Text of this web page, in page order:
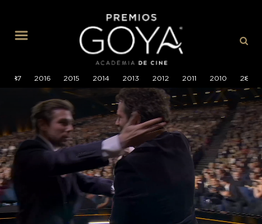
<
2017 2016 2015 2014 2013 2012 2011 2010 2009
>